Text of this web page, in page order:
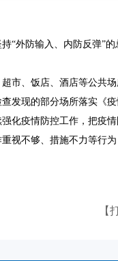
持“外防输入、内防反弹”
市、饭店、酒店等公共
发现的部分场所落实《
化疫情防控工作，把疫
视不够、措施不力等行为
【